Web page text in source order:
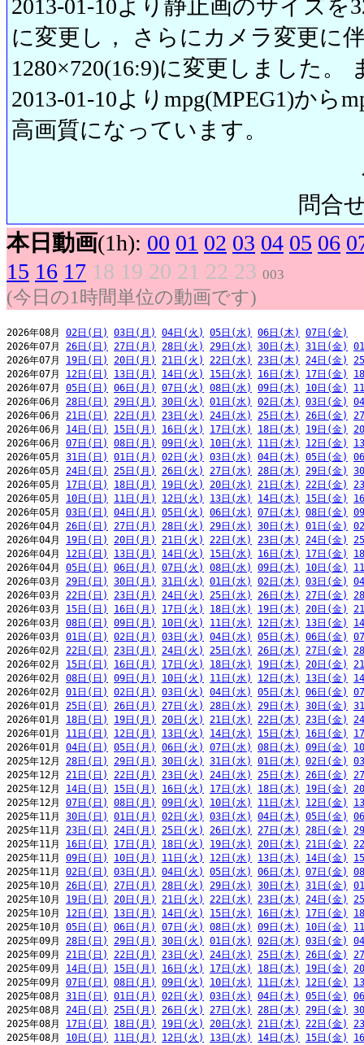
2013-01-10より静止画のサイズを
に変更し， さらにカメラ変更に
1280×720(16:9)に変更しました。
2013-01-10よりmpg(MPEG1)から
高画質になっています。
問合
本日動画(1h): 00 01 02 03 04 05 06
15 16 17 18 19 20 21 22 23 003
(今日の1時間単位の動画です)
2026年08月 02日(日) 03日(月) 04日(火) 05日(水) 06日(木)
07日(金)
2026年07月 26日(日) 27日(月) 28日(火) 29日(水) 30日(木) 31日(金)
2026年07月 19日(日) 20日(月) 21日(火) 22日(水) 23日(木) 24日(金)
2026年07月 12日(日) 13日(月) 14日(火) 15日(水) 16日(木) 17日(金)
2026年07月 05日(日) 06日(月) 07日(火) 08日(水) 09日(木) 10日(金)
2026年06月 28日(日) 29日(月) 30日(火) 01日(水) 02日(木) 03日(金)
2026年06月 21日(日) 22日(月) 23日(火) 24日(水) 25日(木) 26日(金)
2026年06月 14日(日) 15日(月) 16日(火) 17日(水) 18日(木) 19日(金)
2026年06月 07日(日) 08日(月) 09日(火) 10日(水) 11日(木) 12日(金)
2026年05月 31日(日) 01日(月) 02日(火) 03日(水) 04日(木) 05日(金)
2026年05月 24日(日) 25日(月) 26日(火) 27日(水) 28日(木) 29日(金)
2026年05月 17日(日) 18日(月) 19日(火) 20日(水) 21日(木) 22日(金)
2026年05月 10日(日) 11日(月) 12日(火) 13日(水) 14日(木) 15日(金)
2026年05月 03日(日) 04日(月) 05日(火) 06日(水) 07日(木) 08日(金)
2026年04月 26日(日) 27日(月) 28日(火) 29日(水) 30日(木) 01日(金)
2026年04月 19日(日) 20日(月) 21日(火) 22日(水) 23日(木) 24日(金)
2026年04月 12日(日) 13日(月) 14日(火) 15日(水) 16日(木) 17日(金)
2026年04月 05日(日) 06日(月) 07日(火) 08日(水) 09日(木) 10日(金)
2026年03月 29日(日) 30日(月) 31日(火) 01日(水) 02日(木) 03日(金)
2026年03月 22日(日) 23日(月) 24日(火) 25日(水) 26日(木) 27日(金)
2026年03月 15日(日) 16日(月) 17日(火) 18日(水) 19日(木) 20日(金)
2026年03月 08日(日) 09日(月) 10日(火) 11日(水) 12日(木) 13日(金)
2026年03月 01日(日) 02日(月) 03日(火) 04日(水) 05日(木) 06日(金)
2026年02月 22日(日) 23日(月) 24日(火) 25日(水) 26日(木) 27日(金)
2026年02月 15日(日) 16日(月) 17日(火) 18日(水) 19日(木) 20日(金)
2026年02月 08日(日) 09日(月) 10日(火) 11日(水) 12日(木) 13日(金)
2026年02月 01日(日) 02日(月) 03日(火) 04日(水) 05日(木) 06日(金)
2026年01月 25日(日) 26日(月) 27日(火) 28日(水) 29日(木) 30日(金)
2026年01月 18日(日) 19日(月) 20日(火) 21日(水) 22日(木) 23日(金)
2026年01月 11日(日) 12日(月) 13日(火) 14日(水) 15日(木) 16日(金)
2026年01月 04日(日) 05日(月) 06日(火) 07日(水) 08日(木) 09日(金)
2025年12月 28日(日) 29日(月) 30日(火) 31日(水) 01日(木) 02日(金)
2025年12月 21日(日) 22日(月) 23日(火) 24日(水) 25日(木) 26日(金)
2025年12月 14日(日) 15日(月) 16日(火) 17日(水) 18日(木) 19日(金)
2025年12月 07日(日) 08日(月) 09日(火) 10日(水) 11日(木) 12日(金)
2025年11月 30日(日) 01日(月) 02日(火) 03日(水) 04日(木) 05日(金)
2025年11月 23日(日) 24日(月) 25日(火) 26日(水) 27日(木) 28日(金)
2025年11月 16日(日) 17日(月) 18日(火) 19日(水) 20日(木) 21日(金)
2025年11月 09日(日) 10日(月) 11日(火) 12日(水) 13日(木) 14日(金)
2025年11月 02日(日) 03日(月) 04日(火) 05日(水) 06日(木) 07日(金)
2025年10月 26日(日) 27日(月) 28日(火) 29日(水) 30日(木) 31日(金)
2025年10月 19日(日) 20日(月) 21日(火) 22日(水) 23日(木) 24日(金)
2025年10月 12日(日) 13日(月) 14日(火) 15日(水) 16日(木) 17日(金)
2025年10月 05日(日) 06日(月) 07日(火) 08日(水) 09日(木) 10日(金)
2025年09月 28日(日) 29日(月) 30日(火) 01日(水) 02日(木) 03日(金)
2025年09月 21日(日) 22日(月) 23日(火) 24日(水) 25日(木) 26日(金)
2025年09月 14日(日) 15日(月) 16日(火) 17日(水) 18日(木) 19日(金)
2025年09月 07日(日) 08日(月) 09日(火) 10日(水) 11日(木) 12日(金)
2025年08月 31日(日) 01日(月) 02日(火) 03日(水) 04日(木) 05日(金)
2025年08月 24日(日) 25日(月) 26日(火) 27日(水) 28日(木) 29日(金)
2025年08月 17日(日) 18日(月) 19日(火) 20日(水) 21日(木) 22日(金)
2025年08月 10日(日) 11日(月) 12日(火) 13日(水) 14日(木) 15日(金)